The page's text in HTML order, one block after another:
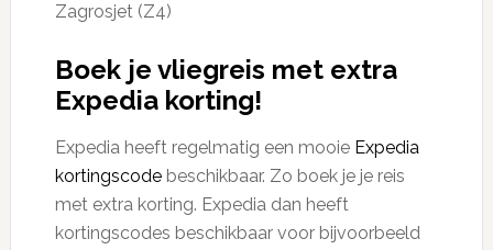
Zagrosjet (Z4)
Boek je vliegreis met extra
Expedia korting!
Expedia heeft regelmatig een mooie Expedia
kortingscodebeschikbaar. Zo boek je je reis
met extra korting. Expedia dan heeft
kortingscodes beschikbaar voor bijvoorbeeld